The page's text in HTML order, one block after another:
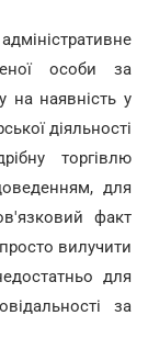
особи за
на наявність у
діяльності
торгівлю
для
факт
вилучити
для
за